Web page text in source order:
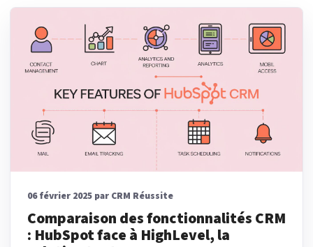
06 février 2025 par CRM Réussite
Comparaison des fonctionnalités CRM
: HubSpot face à HighLevel, la